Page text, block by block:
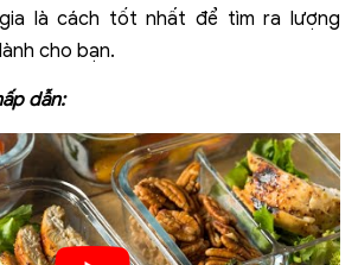
là cách tốt nhất để tìm ra lượng
cho bạn.
dẫn: